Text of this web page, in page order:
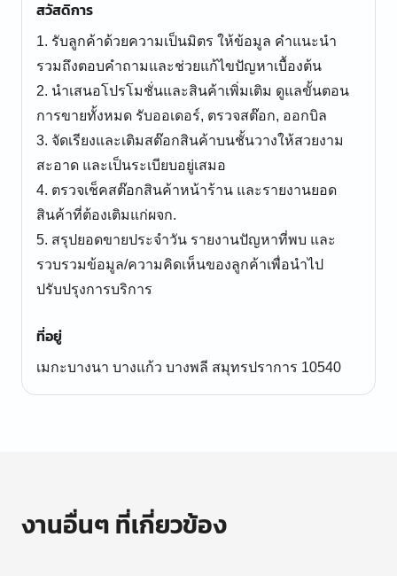
สวัสดิการ
1. รับลูกค้าด้วยความเป็นมิตร ให้ข้อมูล คำแนะนำ
รวมถึงตอบคำถามและช่วยแก้ไขปัญหาเบื้องต้น
2. นำเสนอโปรโมชั่นและสินค้าเพิ่มเติม ดูแลขั้นตอน
การขายทั้งหมด รับออเดอร์, ตรวจสต๊อก, ออกบิล
3. จัดเรียงและเติมสต๊อกสินค้าบนชั้นวางให้สวยงาม
สะอาด และเป็นระเบียบอยู่เสมอ
4. ตรวจเช็คสต๊อกสินค้าหน้าร้าน และรายงานยอด
สินค้าที่ต้องเติมแก่ผจก.
5. สรุปยอดขายประจำวัน รายงานปัญหาที่พบ และ
รวบรวมข้อมูล/ความคิดเห็นของลูกค้าเพื่อนำไป
ปรับปรุงการบริการ
ที่อยู่
เมกะบางนา บางแก้ว บางพลี สมุทรปราการ 10540
งานอื่นๆ ที่เกี่ยวข้อง